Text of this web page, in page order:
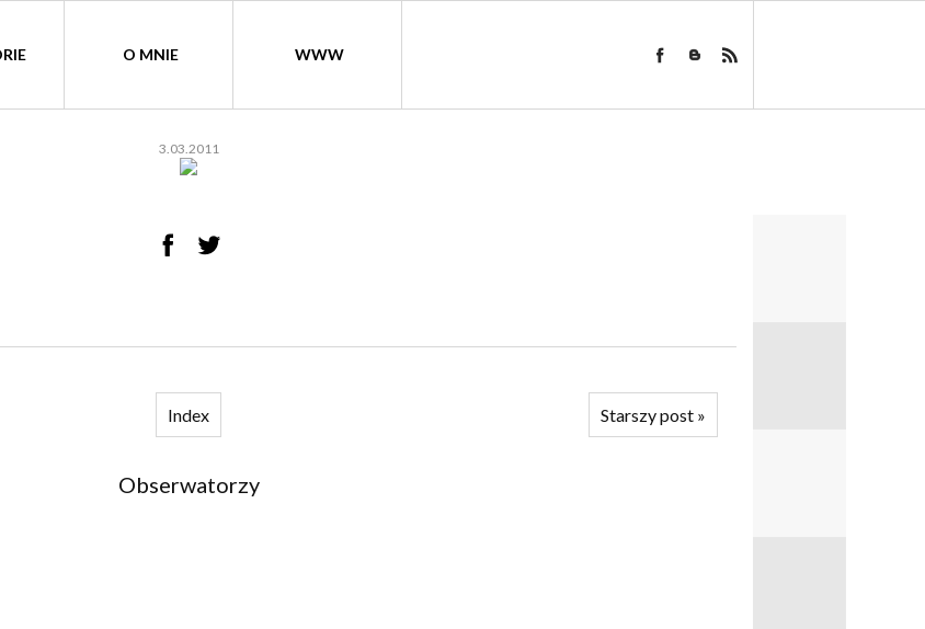
O MNIE WWW
3.03.2011
Index Starszy post »
Obserwatorzy